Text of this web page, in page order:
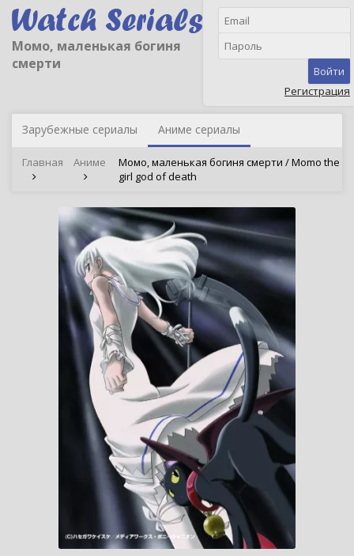
Момо, маленькая богиня
смерти
Войти
Регистрация
Зарубежные сериалы Аниме сериалы
Главная Аниме
Момо, маленькая богиня смерти / Momo the
girl god of death